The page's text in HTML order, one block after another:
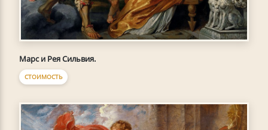
Марс и Рея Сильвия.
СТОИМОСТЬ